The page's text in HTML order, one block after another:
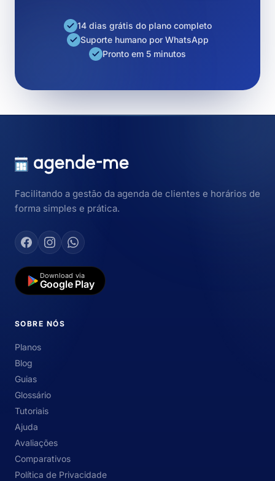
14 dias grátis do plano completo
Suporte humano por WhatsApp
Pronto em 5 minutos
Facilitando a gestão da agenda de clientes e horários de
forma simples e prática.
Download via
Google Play
SOBRE NÓS
Planos
Blog
Guias
Glossário
Tutoriais
Ajuda
Avaliações
Comparativos
Política de Privacidade